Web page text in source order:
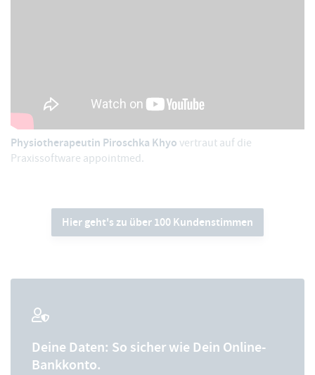
Physiotherapeutin Piroschka Khyo vertraut auf die
Praxissoftware appointmed.
Hier geht's zu über 100 Kundenstimmen
Deine Daten: So sicher wie Dein Online-
Bankkonto.